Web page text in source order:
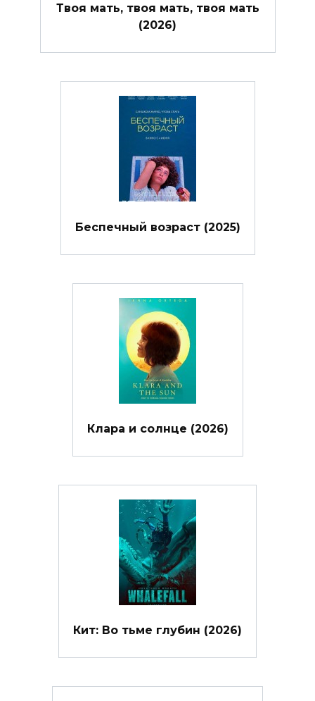
Твоя мать, твоя мать, твоя мать
(2026)
Беспечный возраст (2025)
Клара и солнце (2026)
Кит: Во тьме глубин (2026)